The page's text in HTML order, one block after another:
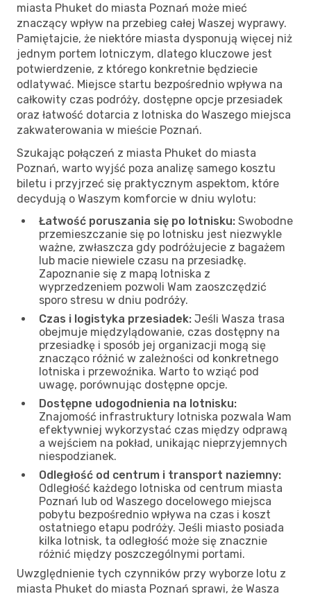
miasta Phuket do miasta Poznań może mieć
znaczący wpływ na przebieg całej Waszej wyprawy.
Pamiętajcie, że niektóre miasta dysponują więcej niż
jednym portem lotniczym, dlatego kluczowe jest
potwierdzenie, z którego konkretnie będziecie
odlatywać. Miejsce startu bezpośrednio wpływa na
całkowity czas podróży, dostępne opcje przesiadek
oraz łatwość dotarcia z lotniska do Waszego miejsca
zakwaterowania w mieście Poznań.
Szukając połączeń z miasta Phuket do miasta
Poznań, warto wyjść poza analizę samego kosztu
biletu i przyjrzeć się praktycznym aspektom, które
decydują o Waszym komforcie w dniu wylotu:
Łatwość poruszania się po lotnisku: Swobodne
przemieszczanie się po lotnisku jest niezwykle
ważne, zwłaszcza gdy podróżujecie z bagażem
lub macie niewiele czasu na przesiadkę.
Zapoznanie się z mapą lotniska z
wyprzedzeniem pozwoli Wam zaoszczędzić
sporo stresu w dniu podróży.
Czas i logistyka przesiadek: Jeśli Wasza trasa
obejmuje międzylądowanie, czas dostępny na
przesiadkę i sposób jej organizacji mogą się
znacząco różnić w zależności od konkretnego
lotniska i przewoźnika. Warto to wziąć pod
uwagę, porównując dostępne opcje.
Dostępne udogodnienia na lotnisku:
Znajomość infrastruktury lotniska pozwala Wam
efektywniej wykorzystać czas między odprawą
a wejściem na pokład, unikając nieprzyjemnych
niespodzianek.
Odległość od centrum i transport naziemny:
Odległość każdego lotniska od centrum miasta
Poznań lub od Waszego docelowego miejsca
pobytu bezpośrednio wpływa na czas i koszt
ostatniego etapu podróży. Jeśli miasto posiada
kilka lotnisk, ta odległość może się znacznie
różnić między poszczególnymi portami.
Uwzględnienie tych czynników przy wyborze lotu z
miasta Phuket do miasta Poznań sprawi, że Wasza